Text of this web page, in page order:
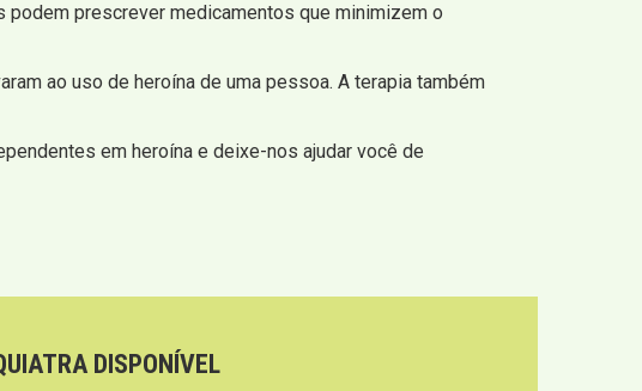
prescrever medicamentos que minimizem o
ao uso de heroína de uma pessoa. A terapia também
em heroína e deixe-nos ajudar você de
DISPONÍVEL